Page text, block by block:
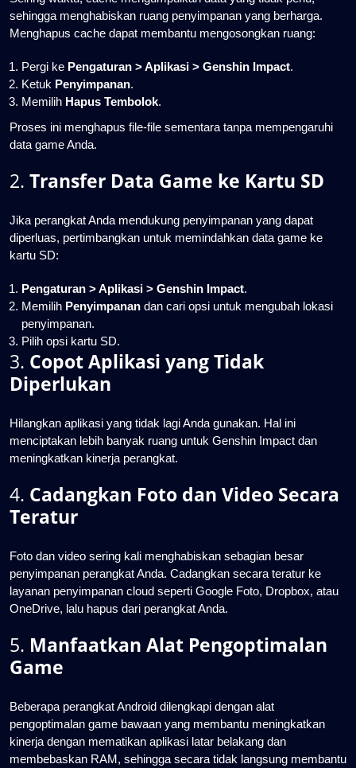
sehingga menghabiskan ruang penyimpanan yang berharga.
Menghapus cache dapat membantu mengosongkan ruang:
Pergi ke Pengaturan > Aplikasi > Genshin Impact.
Ketuk Penyimpanan.
Memilih Hapus Tembolok.
Proses ini menghapus file-file sementara tanpa mempengaruhi
data game Anda.
2. Transfer Data Game ke Kartu SD
Jika perangkat Anda mendukung penyimpanan yang dapat
diperluas, pertimbangkan untuk memindahkan data game ke
kartu SD:
Pengaturan > Aplikasi > Genshin Impact.
Memilih Penyimpanan dan cari opsi untuk mengubah lokasi
penyimpanan.
Pilih opsi kartu SD.
3. Copot Aplikasi yang Tidak
Diperlukan
Hilangkan aplikasi yang tidak lagi Anda gunakan. Hal ini
menciptakan lebih banyak ruang untuk Genshin Impact dan
meningkatkan kinerja perangkat.
4. Cadangkan Foto dan Video Secara
Teratur
Foto dan video sering kali menghabiskan sebagian besar
penyimpanan perangkat Anda. Cadangkan secara teratur ke
layanan penyimpanan cloud seperti Google Foto, Dropbox, atau
OneDrive, lalu hapus dari perangkat Anda.
5. Manfaatkan Alat Pengoptimalan
Game
Beberapa perangkat Android dilengkapi dengan alat
pengoptimalan game bawaan yang membantu meningkatkan
kinerja dengan mematikan aplikasi latar belakang dan
membebaskan RAM, sehingga secara tidak langsung membantu